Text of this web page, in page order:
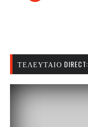
ΤΕΛΕΥΤΑΊΟ DIRECT: